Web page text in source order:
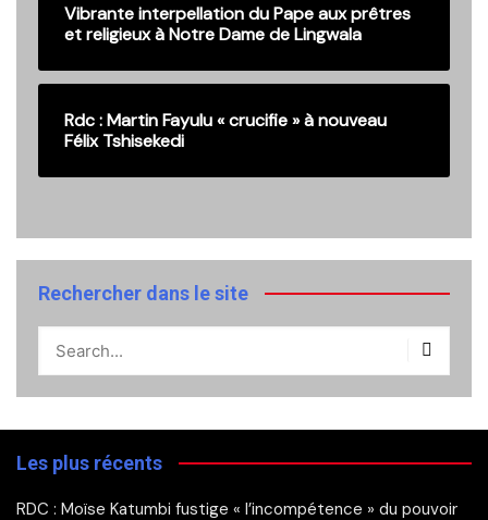
Vibrante interpellation du Pape aux prêtres
et religieux à Notre Dame de Lingwala
Rdc : Martin Fayulu « crucifie » à nouveau
Félix Tshisekedi
Rechercher dans le site
Les plus récents
RDC : Moïse Katumbi fustige « l’incompétence » du pouvoir